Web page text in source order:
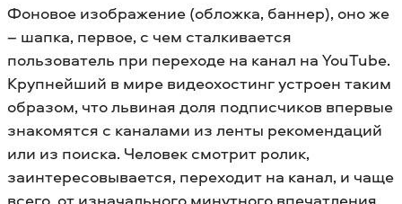
Фоновое изображение (обложка, баннер), оно же
– шапка, первое, с чем сталкивается
пользователь при переходе на канал на YouTube.
Крупнейший в мире видеохостинг устроен таким
образом, что львиная доля подписчиков впервые
знакомятся с каналами из ленты рекомендаций
или из поиска. Человек смотрит ролик,
заинтересовывается, переходит на канал, и чаще